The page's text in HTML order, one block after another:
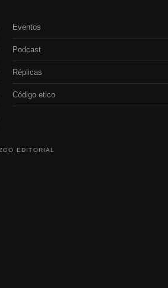
Eventos
Podcast
Réplicas
Código etico
EDITORIAL